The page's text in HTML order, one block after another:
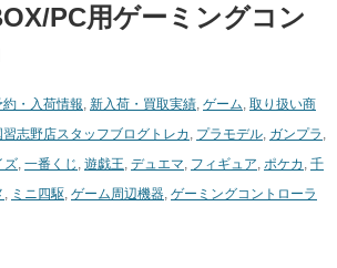
PC用ゲーミングコン
・入荷情報 新入荷・買取実績 ゲーム 取り扱い商
志野店スタッフブログ トレカ プラモデル ガンプラ
ズ 一番くじ 遊戯王 デュエマ フィギュア ポケカ 千
ミニ四駆 ゲーム周辺機器 ゲーミングコントローラ